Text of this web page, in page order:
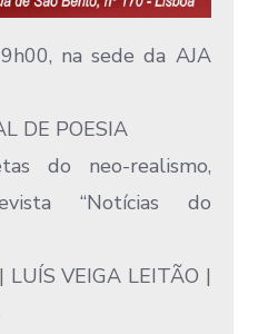
na sede da AJA
DE POESIA
do neo-realismo,
“Notícias do
LUÍS VEIGA LEITÃO​ |